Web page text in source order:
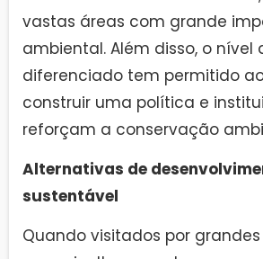
vastas áreas com grande
ambiental. Além disso, o nível
diferenciado tem permitido
construir uma política e
reforçam a conservação
Alternativas de
sustentável
Quando visitados por